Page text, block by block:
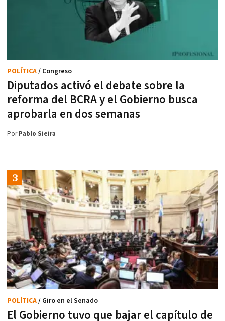
Diputados activó el debate sobre la
reforma del BCRA y el Gobierno busca
aprobarla en dos semanas
POLÍTICA/ Congreso
PorPablo Sieira
El Gobierno tuvo que bajar el capítulo de
POLÍTICA/ Giro en el Senado